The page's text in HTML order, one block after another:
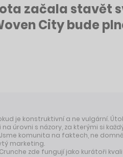
začala stavět
City bude
je konstruktivní a ne vulgární.
na úrovni s názory, za kterými si
komunita na faktech, ne
marketing.
zde fungují jako kurátoři